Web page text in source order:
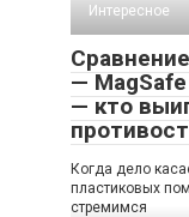
Интересное
—
— кто
Когда дело
пластиковых
стремимся